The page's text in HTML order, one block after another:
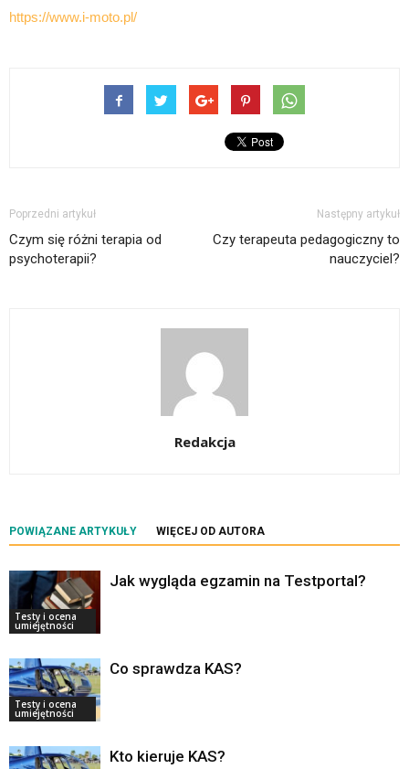
https://www.i-moto.pl/
Poprzedni artykuł
Czym się różni terapia od
psychoterapii?
Następny artykuł
Czy terapeuta pedagogiczny to
nauczyciel?
Redakcja
POWIĄZANE ARTYKUŁY WIĘCEJ OD AUTORA
Testy i ocena
umiejętności
Jak wygląda egzamin na Testportal?
Testy i ocena
umiejętności
Co sprawdza KAS?
Kto kieruje KAS?